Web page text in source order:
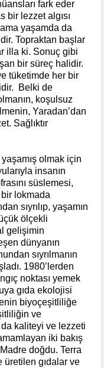
fark eder
bir lezzet algısı
yaşamda da
Topraktan başlar
illa ki. Sonuç gibi
bir süreç halidir.
tüketimde her bir
Belki de
koşulsuz
Yaradan’dan
Sağlıktır
olmak için
insanın
süslemesi,
bir lokmada
sıyrılıp, yaşamın
ölçekli
gelişimin
dünyanın
sıyrılmanın
1980’lerden
noktası yemek
gıda ekolojisi
biyoçeşitliliğe
ve
da kaliteyi ve lezzeti
iki bakış
doğdu. Terra
gıdalar ve